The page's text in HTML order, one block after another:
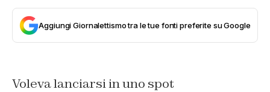
Aggiungi Giornalettismo tra le tue fonti preferite su Google
Voleva lanciarsi in uno spot